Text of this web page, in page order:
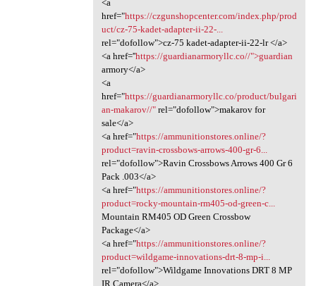
<a
href="https://czgunshopcenter.com/index.php/prod
uct/cz-75-kadet-adapter-ii-22-...
rel="dofollow">cz-75 kadet-adapter-ii-22-lr </a>
<a href=''https://guardianarmoryllc.co//">guardian
armory</a>
<a
href="https://guardianarmoryllc.co/product/bulgari
an-makarov//"rel="dofollow">makarov for
sale</a>
<a href="https://ammunitionstores.online/?
product=ravin-crossbows-arrows-400-gr-6...
rel="dofollow">Ravin Crossbows Arrows 400 Gr 6
Pack .003</a>
<a href="https://ammunitionstores.online/?
product=rocky-mountain-rm405-od-green-c...
Mountain RM405 OD Green Crossbow
Package</a>
<a href="https://ammunitionstores.online/?
product=wildgame-innovations-drt-8-mp-i...
rel="dofollow">Wildgame Innovations DRT 8 MP
IR Camera</a>